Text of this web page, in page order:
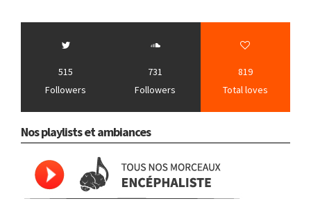
515
Followers
731
Followers
819
Total loves
Nos playlists et ambiances